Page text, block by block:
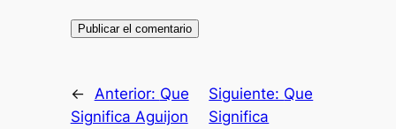
← Anterior: Que
Significa Aguijon
Siguiente: Que
Significa